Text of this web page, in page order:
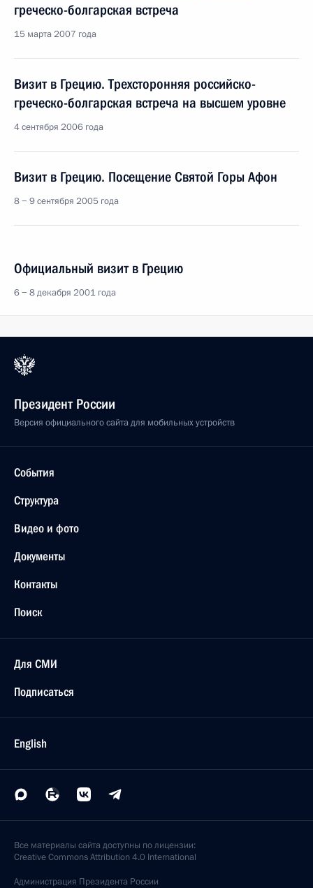
греческо-болгарская встреча
15 марта 2007 года
Визит в Грецию. Трехсторонняя российско-
греческо-болгарская встреча на высшем уровне
4 сентября 2006 года
Визит в Грецию. Посещение Святой Горы Афон
8 − 9 сентября 2005 года
Официальный визит в Грецию
6 − 8 декабря 2001 года
Президент России
Версия официального сайта для мобильных устройств
События
Структура
Видео и фото
Документы
Контакты
Поиск
Для СМИ
Подписаться
English
Все материалы сайта доступны по лицензии:
Creative Commons Attribution 4.0 International
Администрация Президента России